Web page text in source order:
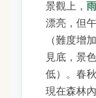
景觀上，
漂亮，但
（難度增
見底，景
低）。春
現在森林